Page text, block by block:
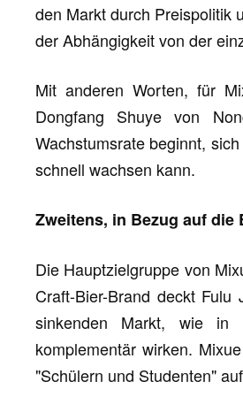
den Markt durch Preispolitik
der Abhängigkeit von der
Mit anderen Worten, für
Dongfang Shuye von
Wachstumsrate beginnt,
schnell wachsen kann.
Zweitens, in Bezug auf
Die Hauptzielgruppe von
Craft-Bier-Brand deckt
sinkenden Markt, wie in
komplementär wirken.
"Schülern und Studenten"